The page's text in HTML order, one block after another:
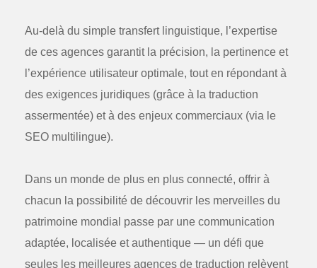
Au-delà du simple transfert linguistique, l’expertise
de ces agences garantit la précision, la pertinence et
l’expérience utilisateur optimale, tout en répondant à
des exigences juridiques (grâce à la traduction
assermentée) et à des enjeux commerciaux (via le
SEO multilingue).
Dans un monde de plus en plus connecté, offrir à
chacun la possibilité de découvrir les merveilles du
patrimoine mondial passe par une communication
adaptée, localisée et authentique — un défi que
seules les meilleures agences de traduction relèvent